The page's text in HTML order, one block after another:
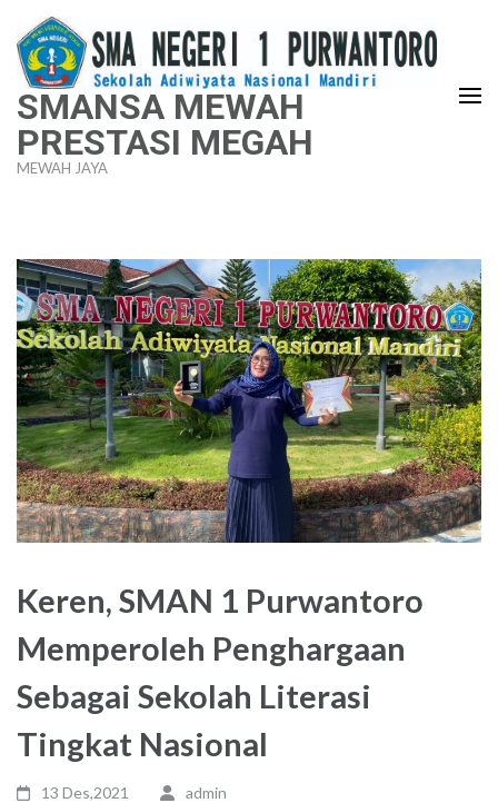
Lompat
ke
konten
(Tekan
Enter)
SMANSA MEWAH
PRESTASI MEGAH
MEWAH JAYA
Keren, SMAN 1 Purwantoro
Memperoleh Penghargaan
Sebagai Sekolah Literasi
Tingkat Nasional
13 Des,2021 admin